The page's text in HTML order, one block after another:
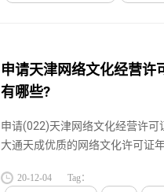
申请天津网络文化经营许
有哪些?
申请(022)天津网络文化经营许可
大通天成优质的网络文化许可证
务,关于申请天津网络文化经营...
20-12-04
Tag：